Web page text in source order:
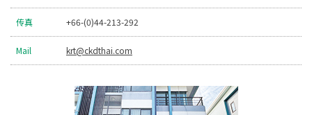
传真 +66-(0)44-213-292
Mail krt@ckdthai.com